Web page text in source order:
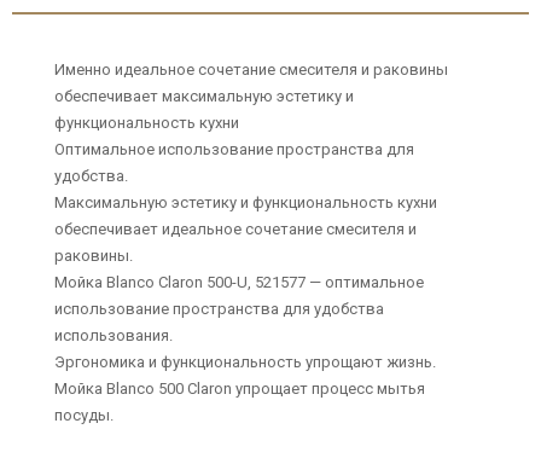
Именно идеальное сочетание смесителя и раковины
обеспечивает максимальную эстетику и
функциональность кухни
Оптимальное использование пространства для
удобства.
Максимальную эстетику и функциональность кухни
обеспечивает идеальное сочетание смесителя и
раковины.
Мойка Blanco Claron 500-U, 521577 — оптимальное
использование пространства для удобства
использования.
Эргономика и функциональность упрощают жизнь.
Мойка Blanco 500 Claron упрощает процесс мытья
посуды.